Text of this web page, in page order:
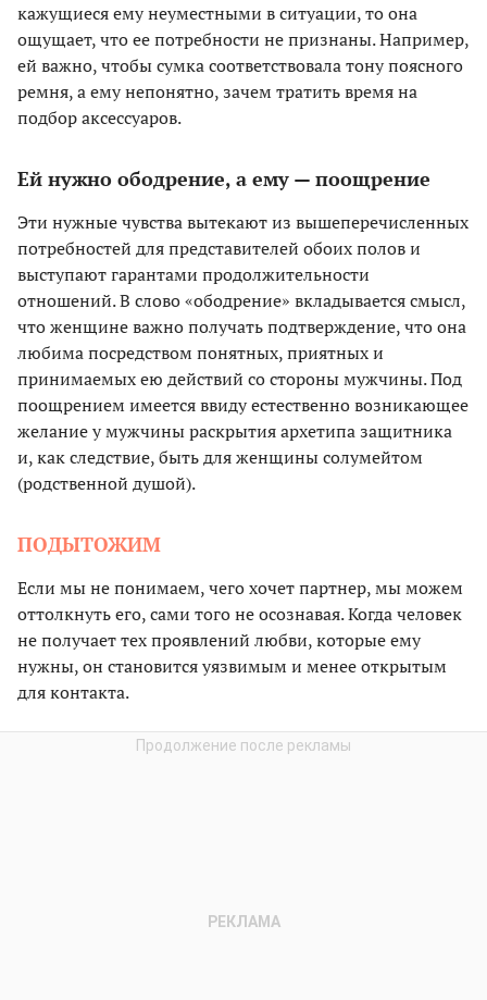
кажущиеся ему неуместными в ситуации, то она
ощущает, что ее потребности не признаны. Например,
ей важно, чтобы сумка соответствовала тону поясного
ремня, а ему непонятно, зачем тратить время на
подбор аксессуаров.
Ей нужно ободрение, а ему — поощрение
Эти нужные чувства вытекают из вышеперечисленных
потребностей для представителей обоих полов и
выступают гарантами продолжительности
отношений. В слово «ободрение» вкладывается смысл,
что женщине важно получать подтверждение, что она
любима посредством понятных, приятных и
принимаемых ею действий со стороны мужчины. Под
поощрением имеется ввиду естественно возникающее
желание у мужчины раскрытия архетипа защитника
и, как следствие, быть для женщины солумейтом
(родственной душой).
ПОДЫТОЖИМ
Если мы не понимаем, чего хочет партнер, мы можем
оттолкнуть его, сами того не осознавая. Когда человек
не получает тех проявлений любви, которые ему
нужны, он становится уязвимым и менее открытым
для контакта.